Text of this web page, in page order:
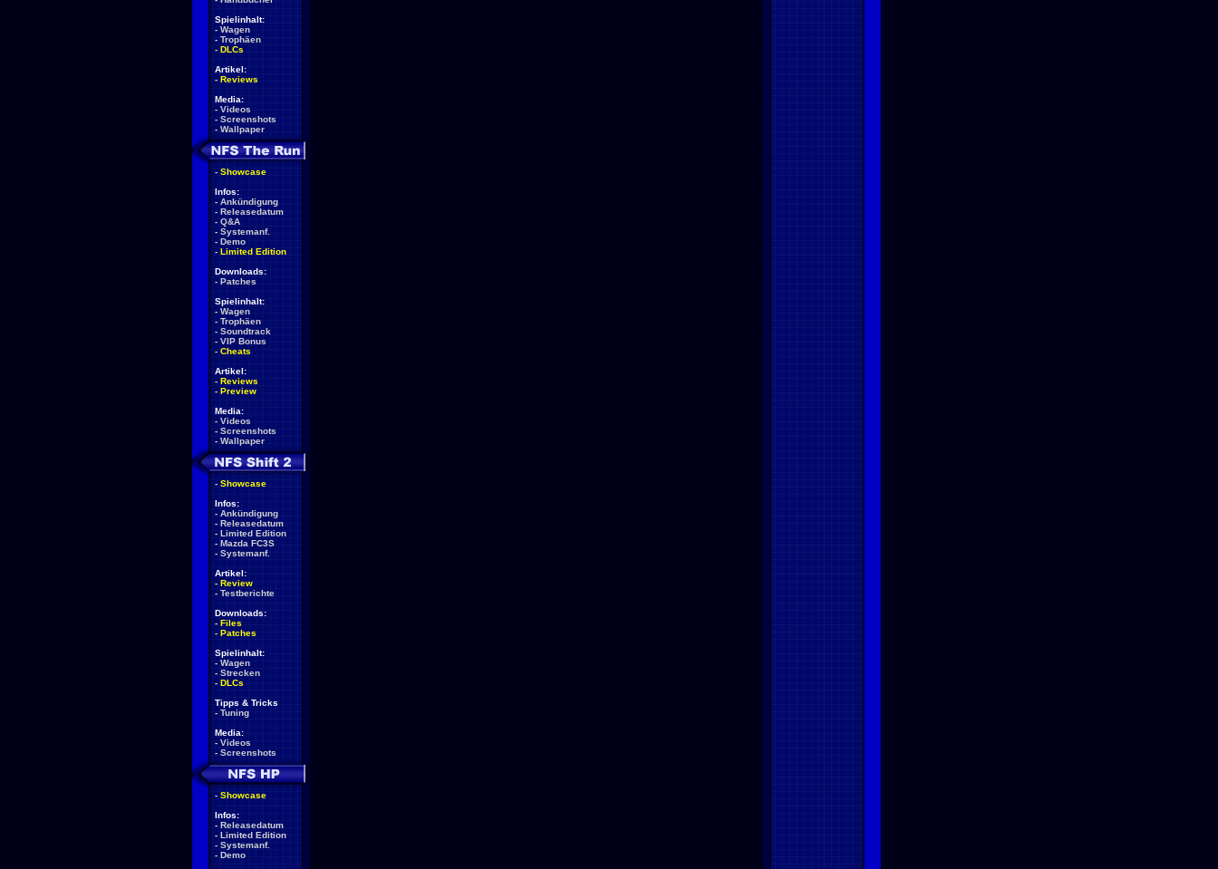
Spielinhalt:
- Wagen
- Trophäen
- DLCs
Artikel:
- Reviews
Media:
- Videos
- Screenshots
- Wallpaper
- Showcase
Infos:
- Ankündigung
- Releasedatum
- Q&A
- Systemanf.
- Demo
- Limited Edition
Downloads:
- Patches
Spielinhalt:
- Wagen
- Trophäen
- Soundtrack
- VIP Bonus
- Cheats
Artikel:
- Reviews
- Preview
Media:
- Videos
- Screenshots
- Wallpaper
- Showcase
Infos:
- Ankündigung
- Releasedatum
- Limited Edition
- Mazda FC3S
- Systemanf.
Artikel:
- Review
- Testberichte
Downloads:
- Files
- Patches
Spielinhalt:
- Wagen
- Strecken
- DLCs
Tipps & Tricks
- Tuning
Media:
- Videos
- Screenshots
- Showcase
Infos:
- Releasedatum
- Limited Edition
- Systemanf.
- Demo